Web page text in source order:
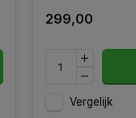
299,00
Vergelijk